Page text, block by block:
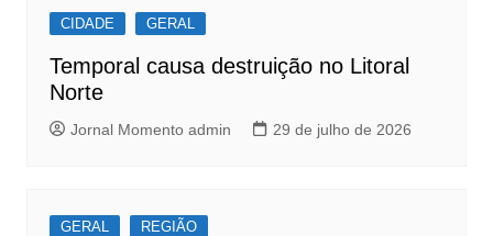
o
o
k
p
p
CIDADE GERAL
Temporal causa destruição no Litoral
Norte
Jornal Momento admin 29 de julho de 2026
GERAL REGIÃO